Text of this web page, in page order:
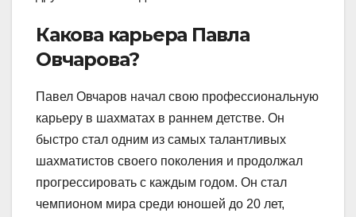
Какова карьера Павла
Овчарова?
Павел Овчаров начал свою профессиональную
карьеру в шахматах в раннем детстве. Он
быстро стал одним из самых талантливых
шахматистов своего поколения и продолжал
прогрессировать с каждым годом. Он стал
чемпионом мира среди юношей до 20 лет,